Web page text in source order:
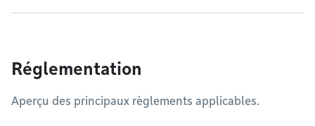
Réglementation
Aperçu des principaux règlements applicables.